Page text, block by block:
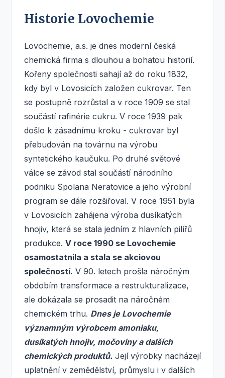
Historie Lovochemie
Lovochemie, a.s. je dnes moderní česká
chemická firma s dlouhou a bohatou historií.
Kořeny společnosti sahají až do roku 1832,
kdy byl v Lovosicích založen cukrovar. Ten
se postupně rozrůstal a v roce 1909 se stal
součástí rafinérie cukru. V roce 1939 pak
došlo k zásadnímu kroku - cukrovar byl
přebudován na továrnu na výrobu
syntetického kaučuku. Po druhé světové
válce se závod stal součástí národního
podniku Spolana Neratovice a jeho výrobní
program se dále rozšiřoval. V roce 1951 byla
v Lovosicích zahájena výroba dusíkatých
hnojiv, která se stala jedním z hlavních pilířů
produkce. V roce 1990 se Lovochemie
osamostatnila a stala se akciovou
společností. V 90. letech prošla náročným
obdobím transformace a restrukturalizace,
ale dokázala se prosadit na náročném
chemickém trhu. Dnes je Lovochemie
významným výrobcem amoniaku,
dusíkatých hnojiv, močoviny a dalších
chemických produktů. Její výrobky nacházejí
uplatnění v zemědělství, průmyslu i v dalších